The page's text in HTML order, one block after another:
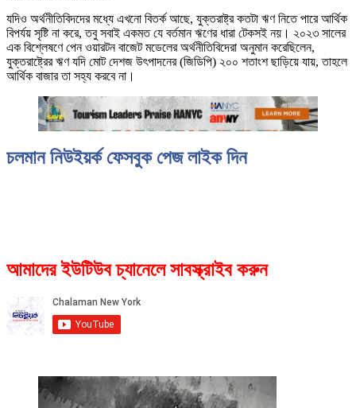
যদিও অর্থনীতিবিদদের মধ্যে এখনো বিতর্ক আছে, যুক্তরাষ্ট্র কতটা ঋণ নিতে পারে আর্থিক
বিপর্যয় সৃষ্টি না করে, তবু সবাই একমত যে বর্তমান ঋণের ধারা টেকসই নয়। ২০২৩ সালের
এক বিশ্লেষণে পেন ওয়ারটন বাজেট মডেলের অর্থনীতিবিদেরা অনুমান করেছিলেন,
যুক্তরাষ্ট্রের ঋণ যদি মোট দেশজ উৎপাদনের (জিডিপি) ২০০ শতাংশ ছাড়িয়ে যায়, তাহলে
আর্থিক বাজার তা সহ্য করবে না।
চলমান নিউইয়র্ক ফেসবুক পেজ লাইক দিন
আমাদের ইউটিউব চ্যানেলে সাবস্ক্রাইব করুন